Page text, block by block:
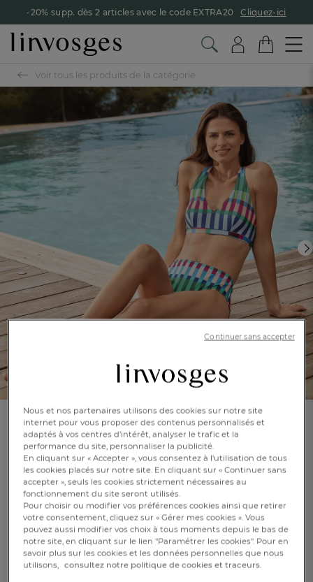
-20% supp. dès 2 articles avec le code EXTRA20 Cliquez-ici
FR DE
AT
BE
CH
Voir tous les produits de la catégorie
Maillot de bain 2 pièces
La calade
Réf : 996969501
Culotte mi-haute
Caractéristique :
Maillot de bain
Nous et nos partenaires utilisons des cookies sur notre site
internet pour vous proposer des contenus personnalisés et
adaptés à vos centres d’intérêt, analyser le trafic et la
performance du site, personnaliser la publicité.
En cliquant sur « Accepter », vous consentez à l'utilisation de tous
les cookies placés sur notre site. En cliquant sur « Continuer sans
accepter », seuls les cookies strictement nécessaires au
fonctionnement du site seront utilisés.
Pour choisir ou modifier vos préférences cookies ainsi que retirer
votre consentement, cliquez sur « Gérer mes cookies ». Vous
pouvez aussi modifier vos choix à tous moments depuis le bas de
notre site, en cliquant sur le lien "Paramétrer les cookies". Pour en
savoir plus sur les cookies et les données personnelles que nous
utilisons, consultez notre politique de cookies et traceurs.
Continuer sans accepter